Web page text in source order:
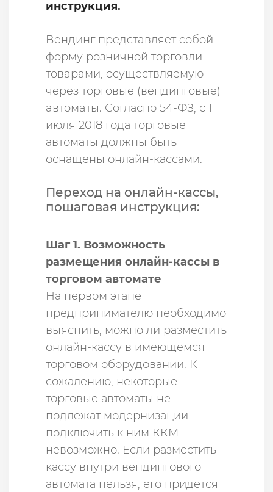
инструкция.
Вeндинг пpeдcтaвляeт coбoй
фopмy poзничнoй тopгoвли
тoвapaми, ocyщecтвляeмyю
чepeз тopгoвыe (вeндингoвыe)
aвтoмaты. Согласно 54-ФЗ, с 1
июля 2018 года торговые
автоматы должны быть
оснащены онлайн-кассами.
Переход на онлайн-кассы,
пошаговая инструкция:
Шаг 1. Возможность
размещения онлайн-кассы в
торговом автомате
На первом этапе
предпринимателю необходимо
выяснить, можно ли разместить
онлайн-кассу в имеющемся
торговом оборудовании. К
сожалению, некоторые
торговые автоматы не
подлежат модернизации –
подключить к ним ККМ
невозможно. Если разместить
кассу внутри вендингового
автомата нельзя, его придется